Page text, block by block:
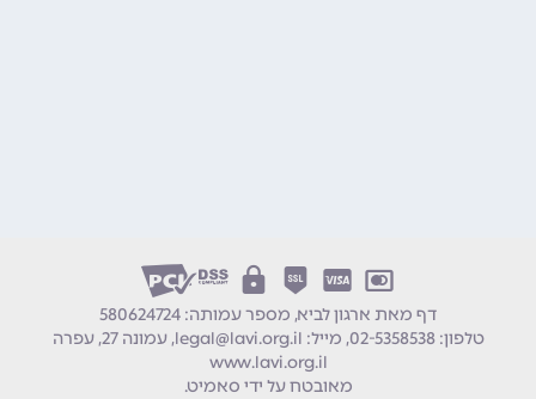
דף מאת ארגון לביא, מספר עמותה: 580624724
טלפון:02-5358538 מייל: legal@lavi.org.il עמונה 27, עפרה
www.lavi.org.il
מאובטח על ידי סאמיט.